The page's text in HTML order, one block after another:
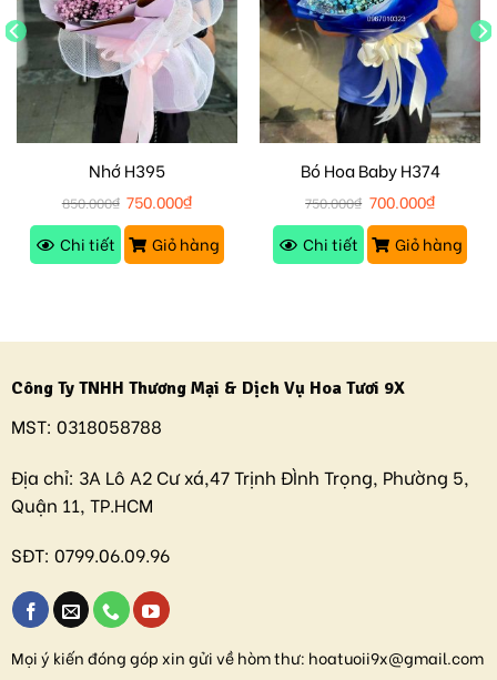
Nhớ H395
850.000₫ 750.000₫
Chi tiết
Giỏ hàng
Bó Hoa Baby H374
750.000₫ 700.000₫
Chi tiết
Giỏ hàng
Công Ty TNHH Thương Mại & Dịch Vụ Hoa Tươi 9X
MST: 0318058788
Địa chỉ: 3A Lô A2 Cư xá,47 Trịnh ĐÌnh Trọng, Phường 5,
Quận 11, TP.HCM
SĐT: 0799.06.09.96
Mọi ý kiến đóng góp xin gửi về hòm thư: hoatuoii9x@gmail.com